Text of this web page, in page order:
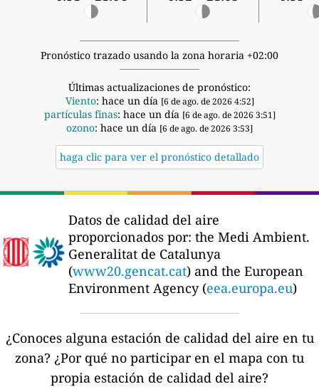
Pronóstico trazado usando la zona horaria +02:00
Últimas actualizaciones de pronóstico:
Viento: hace un día [6 de ago. de 2026 4:52]
partículas finas: hace un día [6 de ago. de 2026 3:51]
ozono: hace un día [6 de ago. de 2026 3:53]
haga clic para ver el pronóstico detallado
Datos de calidad del aire
proporcionados por: the Medi Ambient.
Generalitat de Catalunya
(www20.gencat.cat) and the European
Environment Agency (eea.europa.eu)
¿Conoces alguna estación de calidad del aire en tu
zona? ¿Por qué no participar en el mapa con tu
propia estación de calidad del aire?